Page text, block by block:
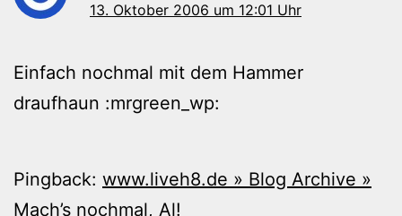
13. Oktober 2006 um 12:01 Uhr
Einfach nochmal mit dem Hammer
draufhaun :mrgreen_wp:
Pingback: www.liveh8.de » Blog Archive »
Mach’s nochmal, Al!